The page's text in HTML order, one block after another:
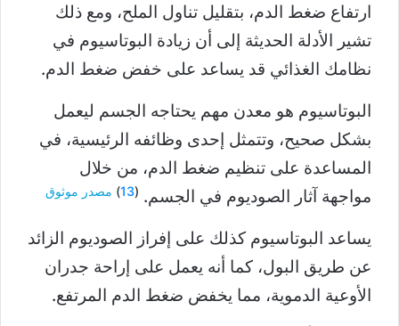
ارتفاع ضغط الدم، بتقليل تناول الملح، ومع ذلك
تشير الأدلة الحديثة إلى أن زيادة البوتاسيوم في
نظامك الغذائي قد يساعد على خفض ضغط الدم.
البوتاسيوم هو معدن مهم يحتاجه الجسم ليعمل
بشكل صحيح، وتتمثل إحدى وظائفه الرئيسية، في
المساعدة على تنظيم ضغط الدم، من خلال
مواجهة آثار الصوديوم في الجسم. (
13
) مصدر موثوق
يساعد البوتاسيوم كذلك على إفراز الصوديوم الزائد
عن طريق البول، كما أنه يعمل على إراحة جدران
الأوعية الدموية، مما يخفض ضغط الدم المرتفع.